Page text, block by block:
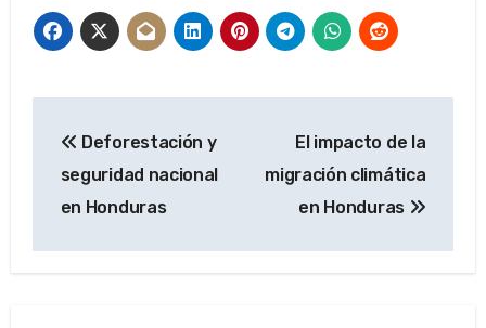
navigation
Deforestación y
seguridad nacional
en Honduras
El impacto de la
migración climática
en Honduras